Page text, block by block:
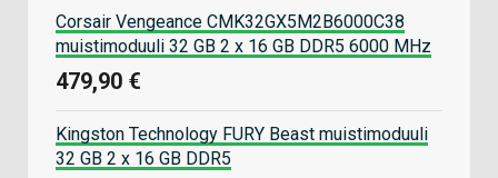
Corsair Vengeance CMK32GX5M2B6000C38
muistimoduuli 32 GB 2 x 16 GB DDR5 6000 MHz
479,90 €
Kingston Technology FURY Beast muistimoduuli
32 GB 2 x 16 GB DDR5